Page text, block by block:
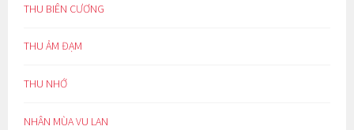
THU BIÊN CƯƠNG
THU ẢM ĐẠM
THU NHỚ
NHÂN MÙA VU LAN